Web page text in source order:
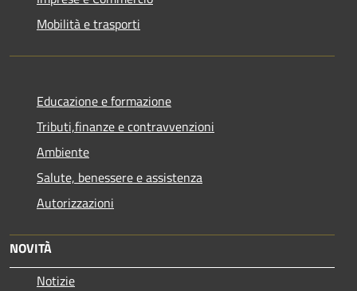
Mobilità e trasporti
Educazione e formazione
Tributi,finanze e contravvenzioni
Ambiente
Salute, benessere e assistenza
Autorizzazioni
NOVITÀ
Notizie